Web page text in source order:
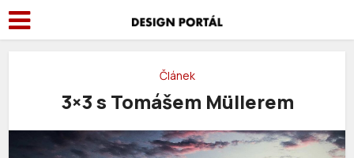
Článek
3×3 s Tomášem Müllerem